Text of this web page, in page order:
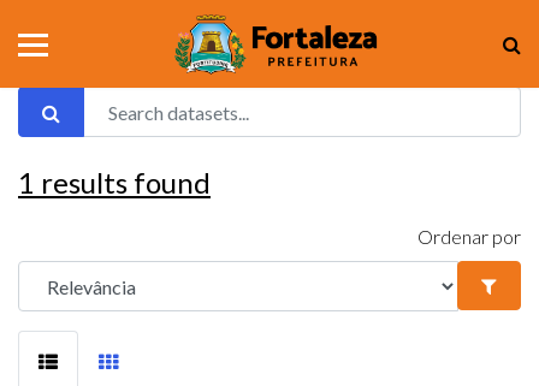
1 results found
Ordenar por